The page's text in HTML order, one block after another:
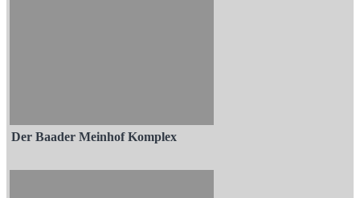
Der Baader Meinhof Komplex